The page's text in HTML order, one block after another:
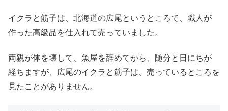
イクラと筋子は、北海道の広尾というところで、職人が
作った高級品を仕入れて売っていました。
両親が体を壊して、魚屋を辞めてから、随分と日にちが
経ちますが、広尾のイクラと筋子は、売っているところを
見たことがありません。